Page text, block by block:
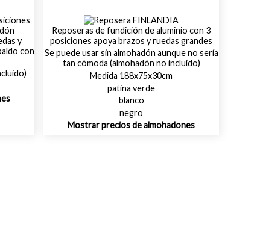
y
con
Reposeras de fundición de aluminio con 3
posiciones apoya brazos y ruedas grandes
Se puede usar sin almohadón aunque no sería
tan cómoda (almohadón no incluido)
Medida 188x75x30cm
patina verde
blanco
negro
Mostrar precios de almohadones